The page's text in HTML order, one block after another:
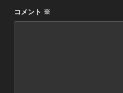
コメント ※